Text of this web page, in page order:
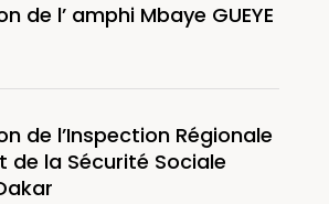
de l’ amphi Mbaye GUEYE
de l’Inspection Régionale
de la Sécurité Sociale